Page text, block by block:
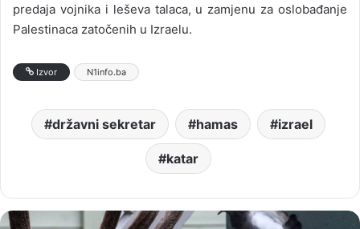
predaja vojnika i leševa talaca, u zamjenu za oslobađanje
Palestinaca zatočenih u Izraelu.
Izvor N1info.ba
državni sekretar hamas izrael
katar